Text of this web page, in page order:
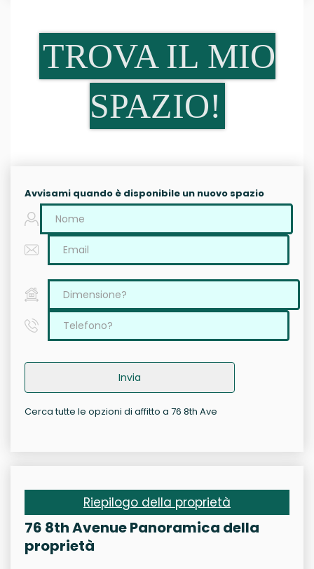
TROVA IL MIO
SPAZIO!
Avvisami quando è disponibile un nuovo spazio
Invia
Cerca tutte le opzioni di affitto a 76 8th Ave
Riepilogo della proprietà
76 8th Avenue Panoramica della
proprietà